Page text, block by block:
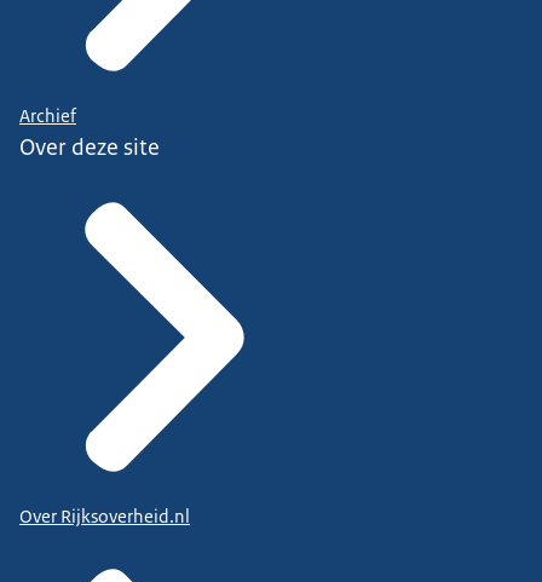
Archief
Over deze site
Over Rijksoverheid.nl